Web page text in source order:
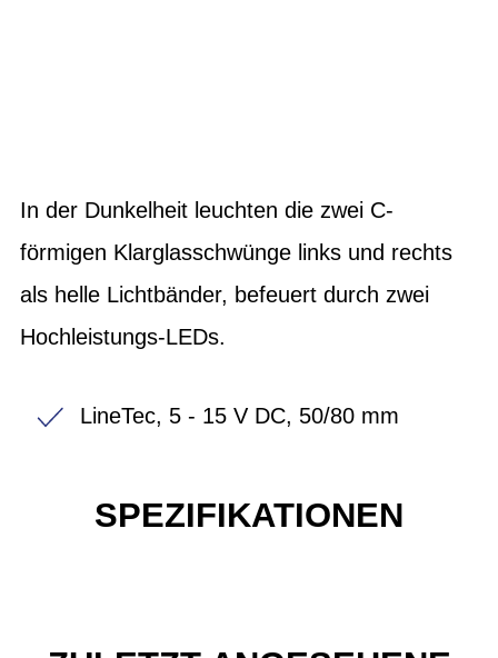
In der Dunkelheit leuchten die zwei C-
förmigen Klarglasschwünge links und rechts
als helle Lichtbänder, befeuert durch zwei
Hochleistungs-LEDs.
LineTec, 5 - 15 V DC, 50/80 mm
SPEZIFIKATIONEN